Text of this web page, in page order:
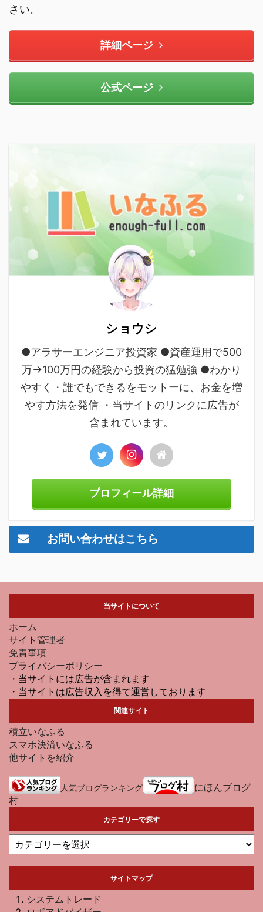
さい。
詳細ページ
公式ページ
ショウシ
●アラサーエンジニア投資家 ●資産運用で500
万→100万円の経験から投資の猛勉強 ●わかり
やすく・誰でもできるをモットーに、お金を増
やす方法を発信 ・当サイトのリンクに広告が
含まれています。
プロフィール詳細
お問い合わせはこちら
当サイトについて
ホーム
サイト管理者
免責事項
プライバシーポリシー
・当サイトには広告が含まれます
・当サイトは広告収入を得て運営しております
関連サイト
積立いなふる
スマホ決済いなふる
他サイトを紹介
人気ブログランキング
にほんブログ
村
カテゴリーで探す
サイトマップ
システムトレード